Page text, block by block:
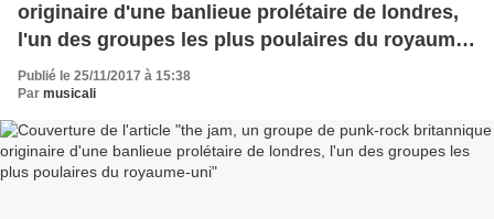
originaire d'une banlieue prolétaire de londres,
l'un des groupes les plus poulaires du royaume-
uni
Publié le 25/11/2017 à 15:38
Par musicali